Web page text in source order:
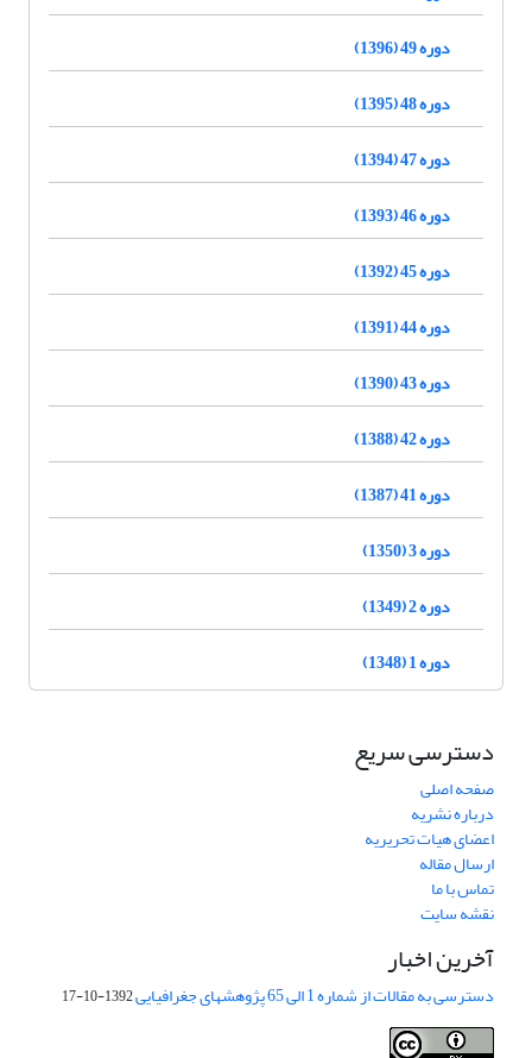
دوره 49 (1396)
دوره 48 (1395)
دوره 47 (1394)
دوره 46 (1393)
دوره 45 (1392)
دوره 44 (1391)
دوره 43 (1390)
دوره 42 (1388)
دوره 41 (1387)
دوره 3 (1350)
دوره 2 (1349)
دوره 1 (1348)
دسترسی سریع
صفحه اصلی
درباره نشریه
اعضای هیات تحریریه
ارسال مقاله
تماس با ما
نقشه سایت
آخرین اخبار
دسترسی به مقالات از شماره 1 الی 65 پژوهشهای جغرافیایی 1392-10-17